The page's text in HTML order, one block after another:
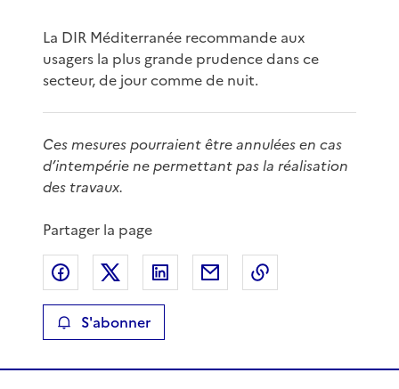
La DIR Méditerranée recommande aux
usagers la plus grande prudence dans ce
secteur, de jour comme de nuit.
Ces mesures pourraient être annulées en cas
d’intempérie ne permettant pas la réalisation
des travaux.
Partager la page
Partager sur Facebook
Partager sur XPartager sur LinkedIn
Partager par email
S'abonner